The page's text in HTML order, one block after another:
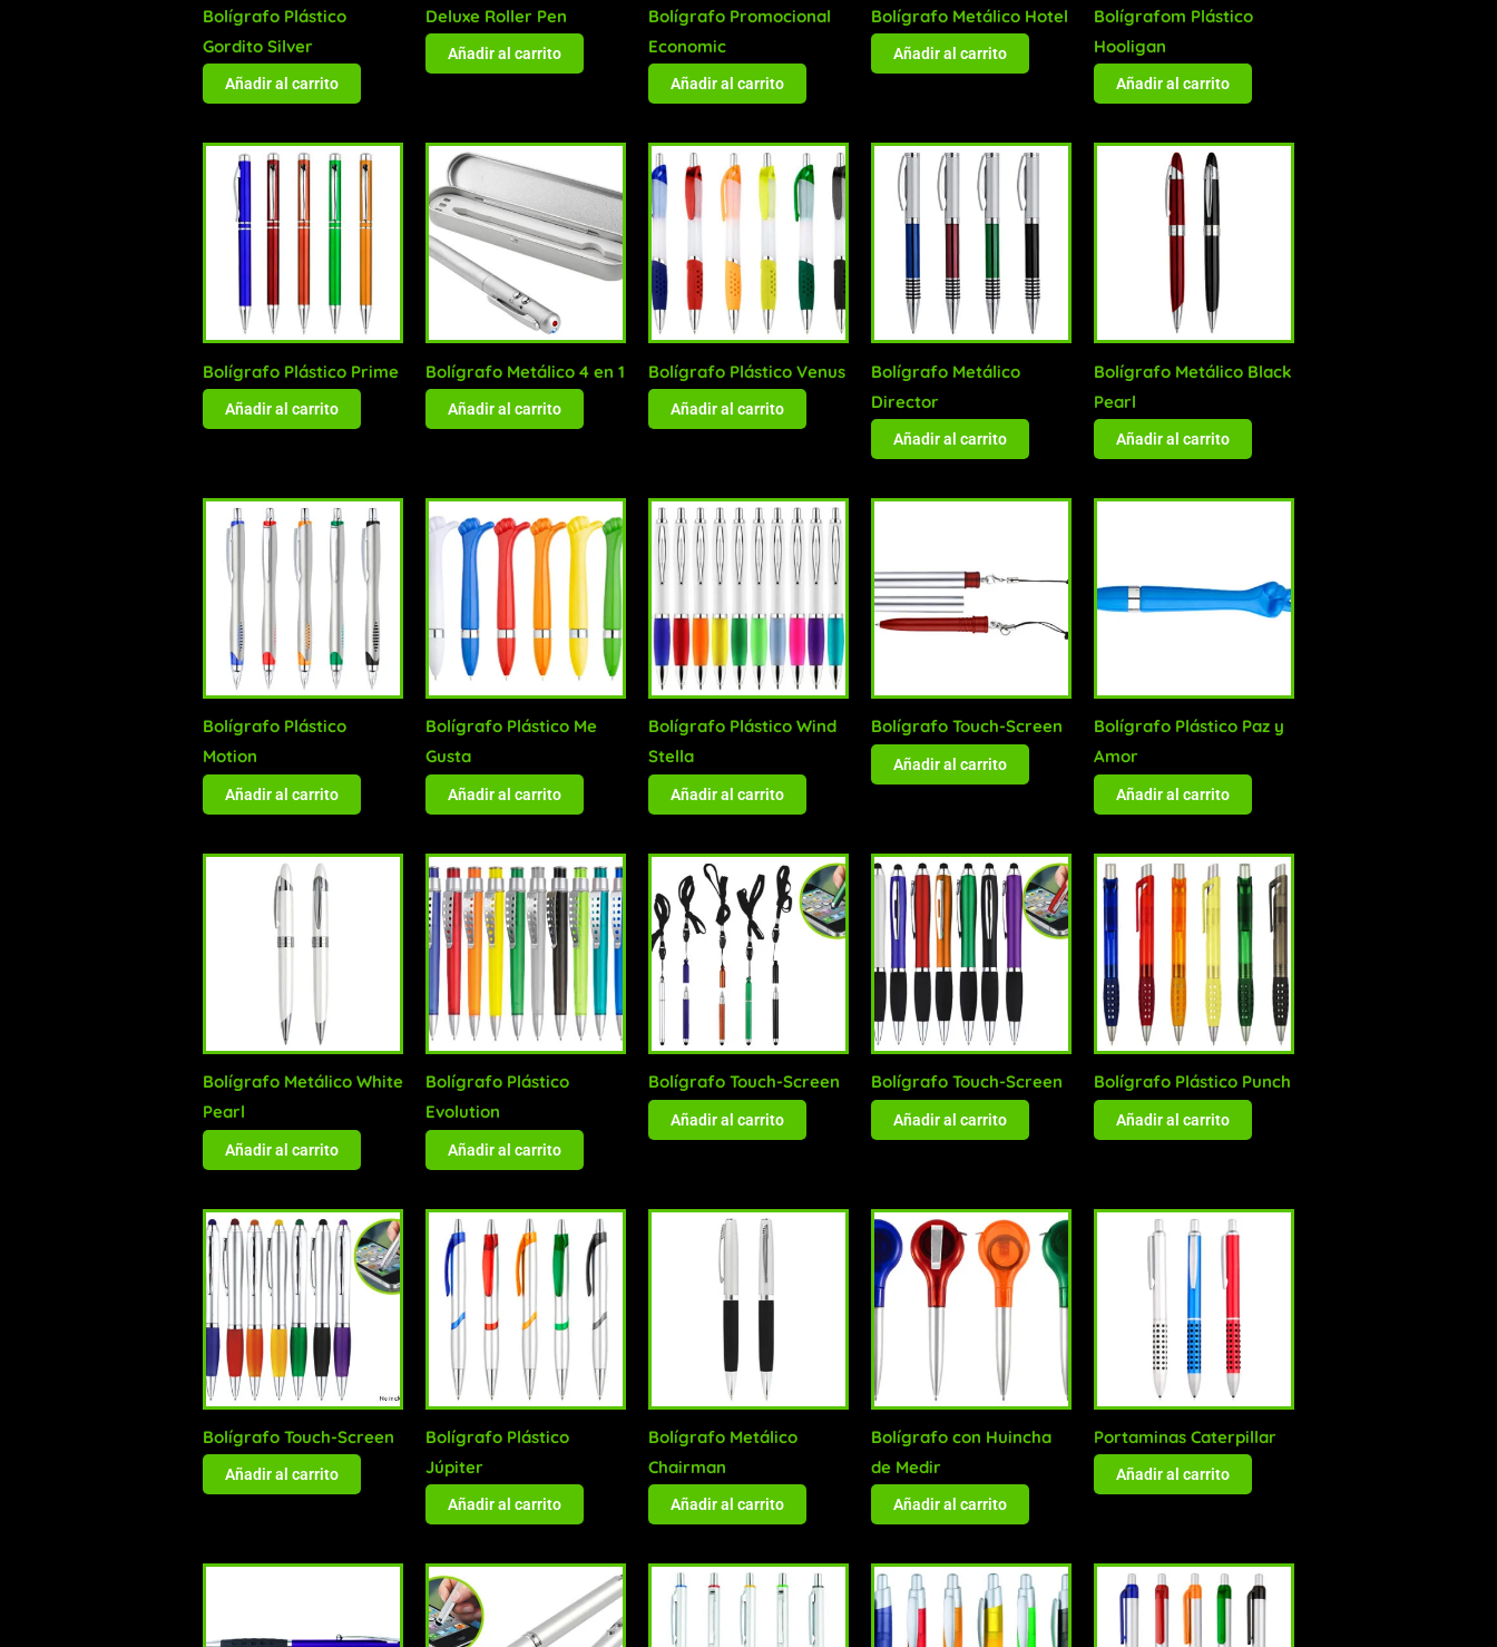
Bolígrafo Plástico
Gordito Silver
Añadir al carrito
Deluxe Roller Pen
Añadir al carrito
Bolígrafo Promocional
Economic
Añadir al carrito
Bolígrafo Metálico Hotel
Añadir al carrito
Bolígrafom Plástico
Hooligan
Añadir al carrito
Bolígrafo Plástico Prime
Añadir al carrito
Bolígrafo Metálico 4 en 1
Añadir al carrito
Bolígrafo Plástico Venus
Añadir al carrito
Bolígrafo Metálico
Director
Añadir al carrito
Bolígrafo Metálico Black
Pearl
Añadir al carrito
Bolígrafo Plástico
Motion
Añadir al carrito
Bolígrafo Plástico Me
Gusta
Añadir al carrito
Bolígrafo Plástico Wind
Stella
Añadir al carrito
Bolígrafo Touch-Screen
Añadir al carrito
Bolígrafo Plástico Paz y
Amor
Añadir al carrito
Bolígrafo Metálico White
Pearl
Añadir al carrito
Bolígrafo Plástico
Evolution
Añadir al carrito
Bolígrafo Touch-Screen
Añadir al carrito
Bolígrafo Touch-Screen
Añadir al carrito
Bolígrafo Plástico Punch
Añadir al carrito
Bolígrafo Touch-Screen
Añadir al carrito
Bolígrafo Plástico
Júpiter
Añadir al carrito
Bolígrafo Metálico
Chairman
Añadir al carrito
Bolígrafo con Huincha
de Medir
Añadir al carrito
Portaminas Caterpillar
Añadir al carrito